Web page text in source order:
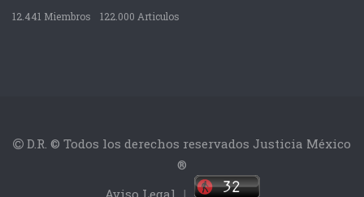
12.441 Miembros 122.000 Articulos
D.R. © Todos los derechos reservados Justicia México
®